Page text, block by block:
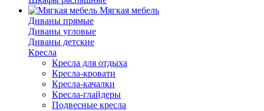
Мягкая мебель
Диваны прямые
Диваны угловые
Диваны детские
Кресла
Кресла для отдыха
Кресла-кровати
Кресла-качалки
Кресла-глайдеры
Подвесные кресла